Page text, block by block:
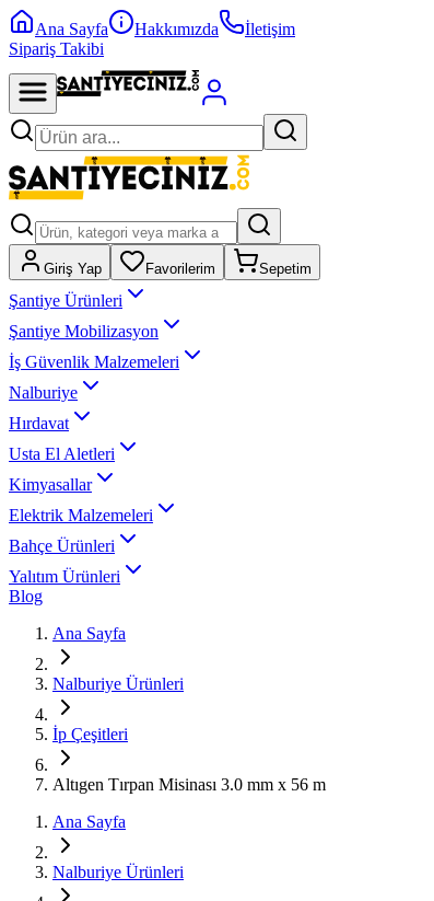
Ana Sayfa Hakkımızda
İletişim
Sipariş Takibi
Giriş Yap Favorilerim Sepetim
Şantiye Ürünleri
Şantiye Mobilizasyon
İş Güvenlik Malzemeleri
Nalburiye
Hırdavat
Usta El Aletleri
Kimyasallar
Elektrik Malzemeleri
Bahçe Ürünleri
Yalıtım Ürünleri
Blog
Ana Sayfa
Nalburiye Ürünleri
İp Çeşitleri
Altıgen Tırpan Misinası 3.0 mm x 56 m
Ana Sayfa
Nalburiye Ürünleri